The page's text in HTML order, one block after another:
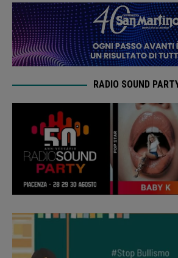
RADIO SOUND